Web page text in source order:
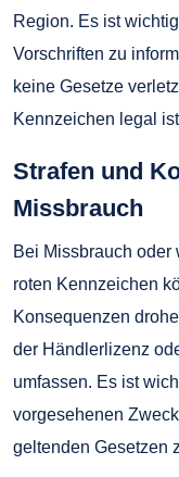
Region. Es ist
Vorschriften zu
keine Gesetze
Kennzeichen legal
Strafen und
Missbrauch
Bei Missbrauch oder
roten Kennzeichen
Konsequenzen
der Händlerlizenz
umfassen. Es ist
vorgesehenen
geltenden Gesetzen